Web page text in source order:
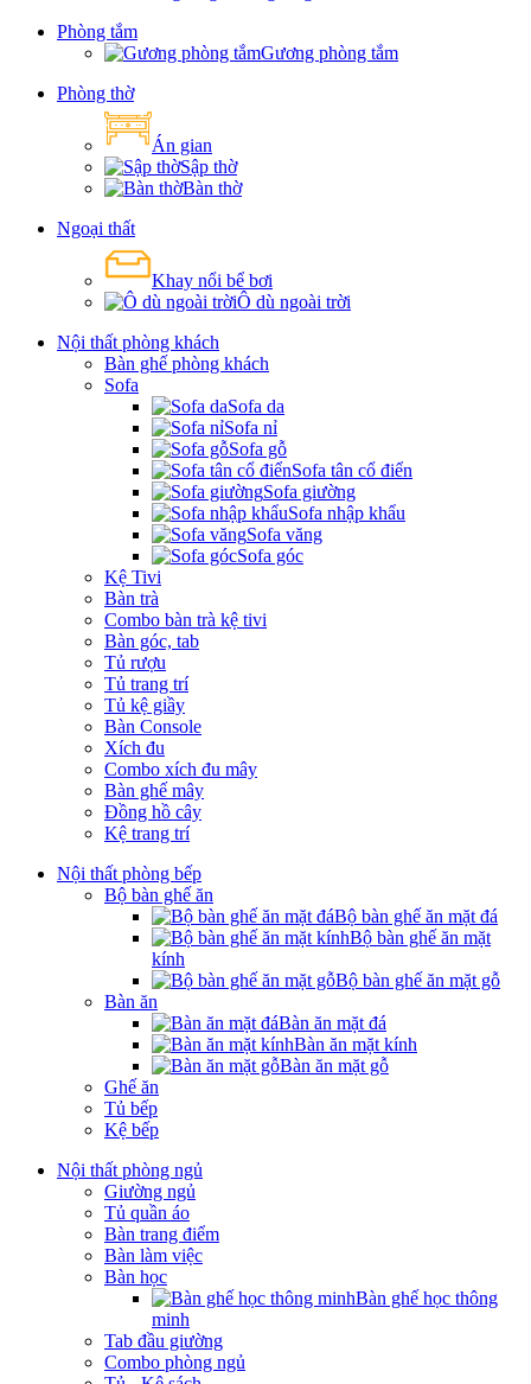
Phòng tắm
Gương phòng tắm
Phòng thờ
Án gian
Sập thờ
Bàn thờ
Ngoại thất
Khay nổi bể bơi
Ô dù ngoài trời
Nội thất phòng khách
Bàn ghế phòng khách
Sofa
Sofa da
Sofa nỉ
Sofa gỗ
Sofa tân cổ điển
Sofa giường
Sofa nhập khẩu
Sofa văng
Sofa góc
Kệ Tivi
Bàn trà
Combo bàn trà kệ tivi
Bàn góc, tab
Tủ rượu
Tủ trang trí
Tủ kệ giầy
Bàn Console
Xích đu
Combo xích đu mây
Bàn ghế mây
Đồng hồ cây
Kệ trang trí
Nội thất phòng bếp
Bộ bàn ghế ăn
Bộ bàn ghế ăn mặt đá
Bộ bàn ghế ăn mặt
kính
Bộ bàn ghế ăn mặt gỗ
Bàn ăn
Bàn ăn mặt đá
Bàn ăn mặt kính
Bàn ăn mặt gỗ
Ghế ăn
Tủ bếp
Kệ bếp
Nội thất phòng ngủ
Giường ngủ
Tủ quần áo
Bàn trang điểm
Bàn làm việc
Bàn học
Bàn ghế học thông
minh
Tab đầu giường
Combo phòng ngủ